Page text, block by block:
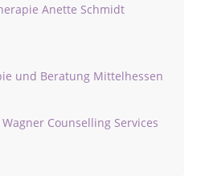
Anette Schmidt
und Beratung Mittelhessen
Counselling Services